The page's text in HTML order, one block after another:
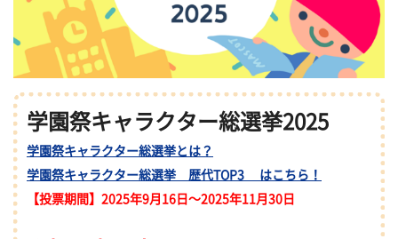
学園祭キャラクター総選挙2025
学園祭キャラクター総選挙とは？
学園祭キャラクター総選挙 歴代TOP3 はこちら！
【投票期間】2025年9月16日～2025年11月30日